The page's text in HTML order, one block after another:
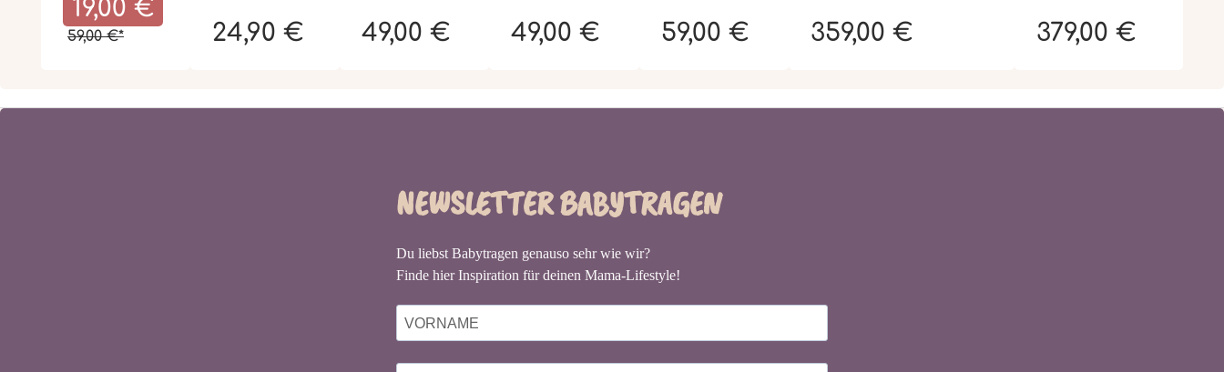
19,00 €
59,00 €* 24,90 € 49,00 € 49,00 € 59,00 € 359,00 € 379,00 €
NEWSLETTER BABYTRAGEN
Du liebst Babytragen genauso sehr wie wir?
Finde hier Inspiration für deinen Mama-Lifestyle!